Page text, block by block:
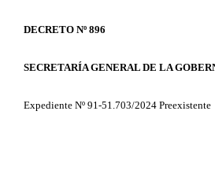
DECRETO Nº 896
SECRETARÍA GENERAL DE LA
Expediente Nº 91-51.703/2024 Preexistente